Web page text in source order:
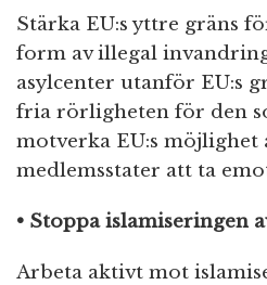
Stärka EU:s yttre gräns
form av illegal
asylcenter utanför EU:s
fria rörligheten för den
motverka EU:s möjlighet
medlemsstater att ta
• Stoppa islamiseringen
Arbeta aktivt mot